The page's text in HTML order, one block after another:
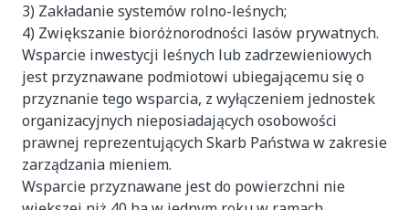
3) Zakładanie systemów rolno-leśnych;
4) Zwiększanie bioróżnorodności lasów prywatnych.
Wsparcie inwestycji leśnych lub zadrzewieniowych
jest przyznawane podmiotowi ubiegającemu się o
przyznanie tego wsparcia, z wyłączeniem jednostek
organizacyjnych nieposiadających osobowości
prawnej reprezentujących Skarb Państwa w zakresie
zarządzania mieniem.
Wsparcie przyznawane jest do powierzchni nie